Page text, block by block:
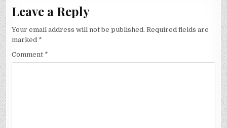
Leave a Reply
Your email address will not be published. Required fields are
marked *
Comment *